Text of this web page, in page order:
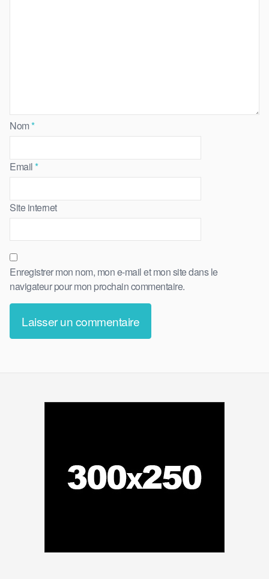
Nom*
Email*
Site internet
Enregistrer mon nom, mon e-mail et mon site dans le
navigateur pour mon prochain commentaire.